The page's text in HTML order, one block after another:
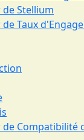
Stellium
Taux
Compatibilité